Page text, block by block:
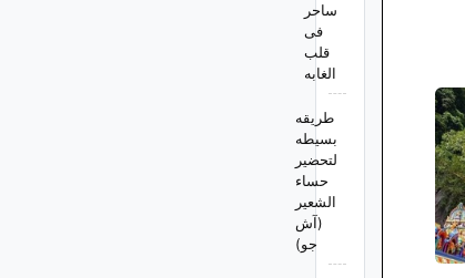
ساحر
فی
قلب
الغابه
طریقه
بسیطه
لتحضیر
حساء
الشعیر
(آش
جو)